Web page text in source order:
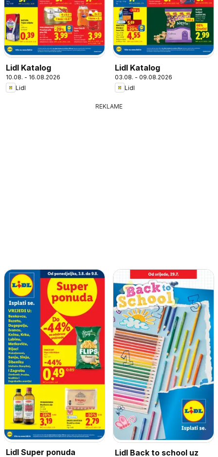
Lidl Katalog
10.08. - 16.08.2026
Lidl
Lidl Katalog
03.08. - 09.08.2026
Lidl
REKLAME
Lidl Super ponuda
Lidl Back to school uz